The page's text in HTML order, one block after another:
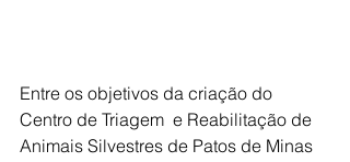
Entre os objetivos da criação do
Centro de Triagem  e Reabilitação de
Animais Silvestres de Patos de Minas